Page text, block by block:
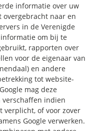
informatie over uw
naar en
in de Verenigde
om bij te
rapporten over
voor de eigenaar van
en andere
tot website-
mag deze
indien
verplicht, of voor zover
Google verwerken.